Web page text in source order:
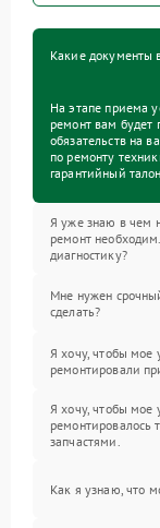
Какие документы
На этапе приема
ремонт вам будет
обязательств на
по ремонту
гарантийный
Я уже знаю в чем
ремонт
диагностику?
Мне нужен
сделать?
Я хочу, чтобы мое
ремонтировали
Я хочу, чтобы мое
ремонтировалось
запчастями.
Как я узнаю, что